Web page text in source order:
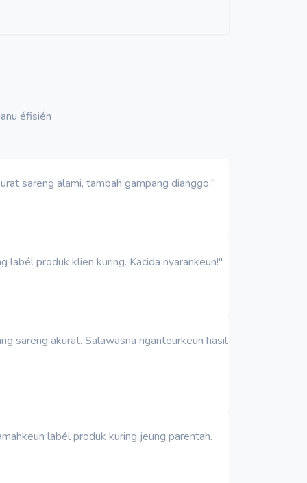
éfisién
sareng alami, tambah gampang dianggo."
labél produk klien kuring. Kacida nyarankeun!"
sareng akurat. Salawasna nganteurkeun hasil
labél produk kuring jeung parentah.